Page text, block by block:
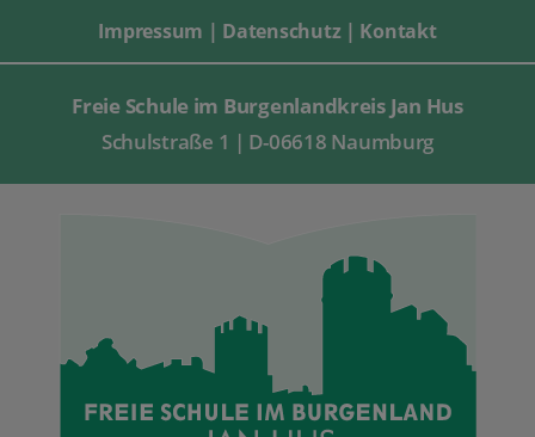
Freie Schule im Burgenlandkreis Jan Hus
Schulstraße 1 | D-06618 Naumburg
Impressum | Datenschutz| Kontakt